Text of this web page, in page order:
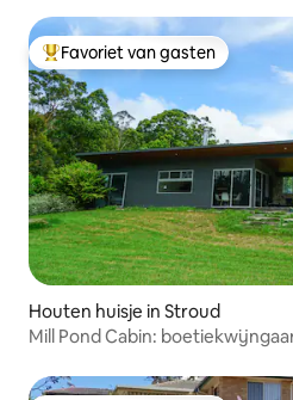
Topfavoriet van gasten
Favoriet van gasten
Houten huisje in Stroud
Mill Pond Cabin: